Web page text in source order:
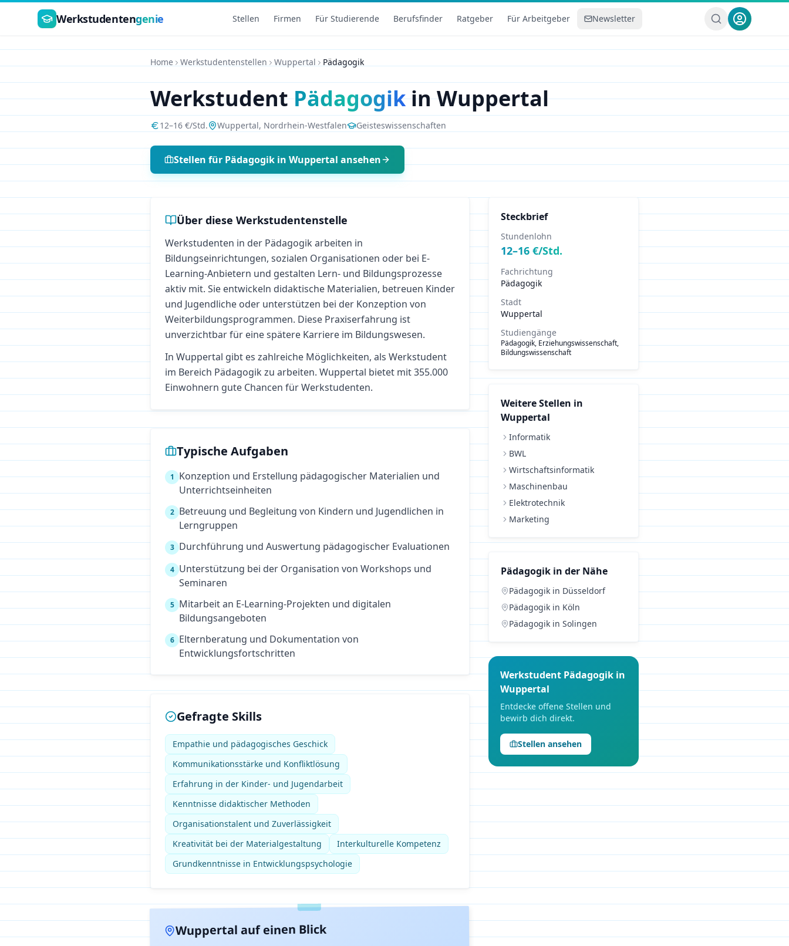
Zum Hauptinhalt springen
Werkstudentengenie Stellen Firmen Für Studierende Berufsfinder Ratgeber Für Arbeitgeber Newsletter
Home Werkstudentenstellen Wuppertal Pädagogik
WerkstudentPädagogikinWuppertal
12–16 €/Std. Wuppertal, Nordrhein-Westfalen Geisteswissenschaften
Stellen für Pädagogik in Wuppertal ansehen
Über diese Werkstudentenstelle
Werkstudenten in der Pädagogik arbeiten in
Bildungseinrichtungen, sozialen Organisationen oder bei E-
Learning-Anbietern und gestalten Lern- und Bildungsprozesse
aktiv mit. Sie entwickeln didaktische Materialien, betreuen Kinder
und Jugendliche oder unterstützen bei der Konzeption von
Weiterbildungsprogrammen. Diese Praxiserfahrung ist
unverzichtbar für eine spätere Karriere im Bildungswesen.
In Wuppertal gibt es zahlreiche Möglichkeiten, als Werkstudent
im Bereich Pädagogik zu arbeiten. Wuppertal bietet mit 355.000
Einwohnern gute Chancen für Werkstudenten.
Typische Aufgaben
1
Konzeption und Erstellung pädagogischer Materialien und
Unterrichtseinheiten
2 Betreuung und Begleitung von Kindern und Jugendlichen in
Lerngruppen
3 Durchführung und Auswertung pädagogischer Evaluationen
4 Unterstützung bei der Organisation von Workshops und
Seminaren
5 Mitarbeit an E-Learning-Projekten und digitalen
Bildungsangeboten
6 Elternberatung und Dokumentation von
Entwicklungsfortschritten
Gefragte Skills
Empathie und pädagogisches Geschick
Kommunikationsstärke und Konfliktlösung
Erfahrung in der Kinder- und Jugendarbeit
Kenntnisse didaktischer Methoden
Organisationstalent und Zuverlässigkeit
Kreativität bei der Materialgestaltung
Interkulturelle Kompetenz
Grundkenntnisse in Entwicklungspsychologie
Wuppertal auf einen Blick
Steckbrief
Stundenlohn
12–16 €/Std.
Fachrichtung
Pädagogik
Stadt
Wuppertal
Studiengänge
Pädagogik, Erziehungswissenschaft,
Bildungswissenschaft
Weitere Stellen in
Wuppertal
Informatik
BWL
Wirtschaftsinformatik
Maschinenbau
Elektrotechnik
Marketing
Pädagogik in der Nähe
Pädagogik in Düsseldorf
Pädagogik in Köln
Pädagogik in Solingen
Werkstudent Pädagogik in
Wuppertal
Entdecke offene Stellen und
bewirb dich direkt.
Stellen ansehen